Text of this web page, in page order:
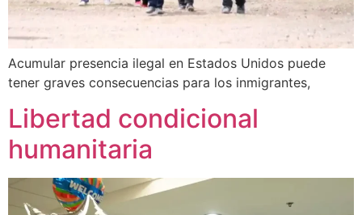
Acumular presencia ilegal en Estados Unidos puede
tener graves consecuencias para los inmigrantes,
Libertad condicional
humanitaria